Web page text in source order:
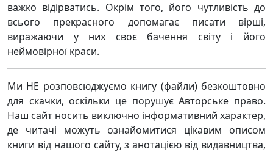
важко відірватись. Окрім того, його чутливість до
всього прекрасного допомагає писати вірші,
виражаючи у них своє бачення світу і його
неймовірної краси.
Ми НЕ розповсюджуємо книгу (файли) безкоштовно
для скачки, оскільки це порушує Авторське право.
Наш сайт носить виключно інформативний характер,
де читачі можуть ознайомитися цікавим описом
книги від нашого сайту, з анотацією від видавництва,